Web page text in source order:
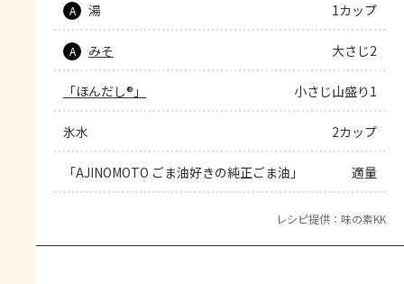
A 湯 1カップ
A みそ 大さじ2
「ほんだし®」 小さじ山盛り1
氷水 2カップ
「AJINOMOTO ごま油好きの純正ごま油」 適量
レシピ提供：味の素KK